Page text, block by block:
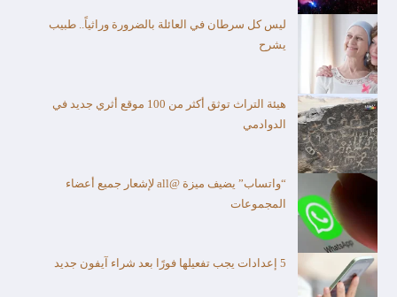
ليس كل سرطان في العائلة بالضرورة وراثياً.. طبيب
يشرح
هيئة التراث توثق أكثر من 100 موقع أثري جديد في
الدوادمي
“واتساب” يضيف ميزة @all لإشعار جميع أعضاء
المجموعات
5 إعدادات يجب تفعيلها فورًا بعد شراء آيفون جديد